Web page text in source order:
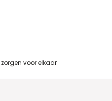
voor elkaar